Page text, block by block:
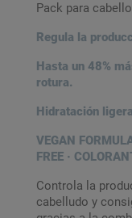
Pack para
Regula la
Hasta un 48%
rotura.
Hidratación
VEGAN
FREE ·
Controla la
cabelludo y